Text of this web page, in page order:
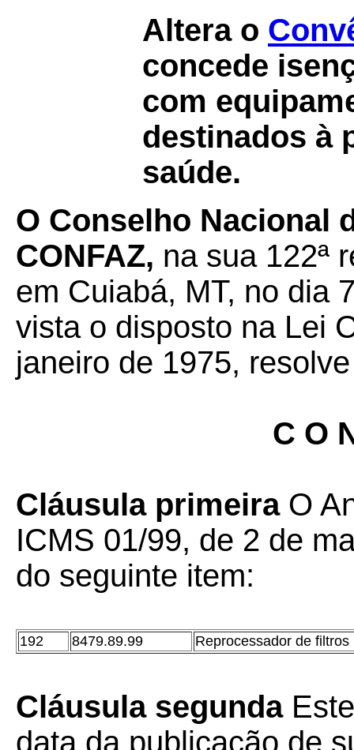
Altera o
concede
com
destinados à
saúde.
O Conselho Nacional
CONFAZ, na sua 122ª
em Cuiabá, MT, no dia
vista o disposto na Lei
janeiro de 1975,
C O
Cláusula primeiraO
ICMS 01/99, de 2 de
do seguinte item:
192 8479.89.99 Reprocessador de
Cláusula segunda
data da publicação de